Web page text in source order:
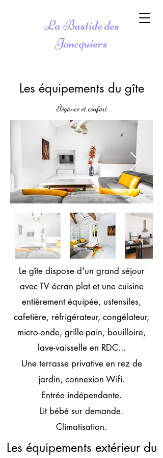
La Bastide des
Joncquiers
Les équipements du gîte
Élégance et confort
Le gîte dispose d'un grand séjour
avec TV écran plat et une cuisine
entièrement équipée, ustensiles,
cafetière, réfrigérateur, congélateur,
micro-onde, grille-pain, bouilloire,
lave-vaisselle en RDC...
Une terrasse privative en rez de
jardin, connexion Wifi.
Entrée indépendante.
Lit bébé sur demande.
Climatisation.
Les équipements extérieur du